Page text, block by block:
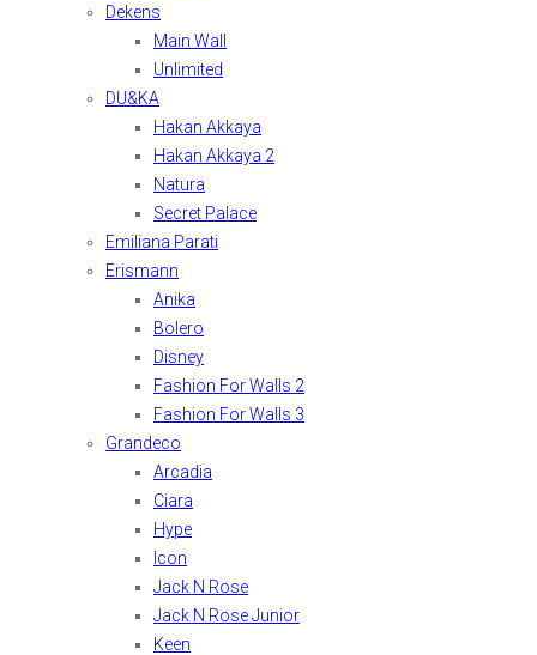
Dekens
Main Wall
Unlimited
DU&KA
Hakan Akkaya
Hakan Akkaya 2
Natura
Secret Palace
Emiliana Parati
Erismann
Anika
Bolero
Disney
Fashion For Walls 2
Fashion For Walls 3
Grandeco
Arcadia
Ciara
Hype
Icon
Jack N Rose
Jack N Rose Junior
Keen